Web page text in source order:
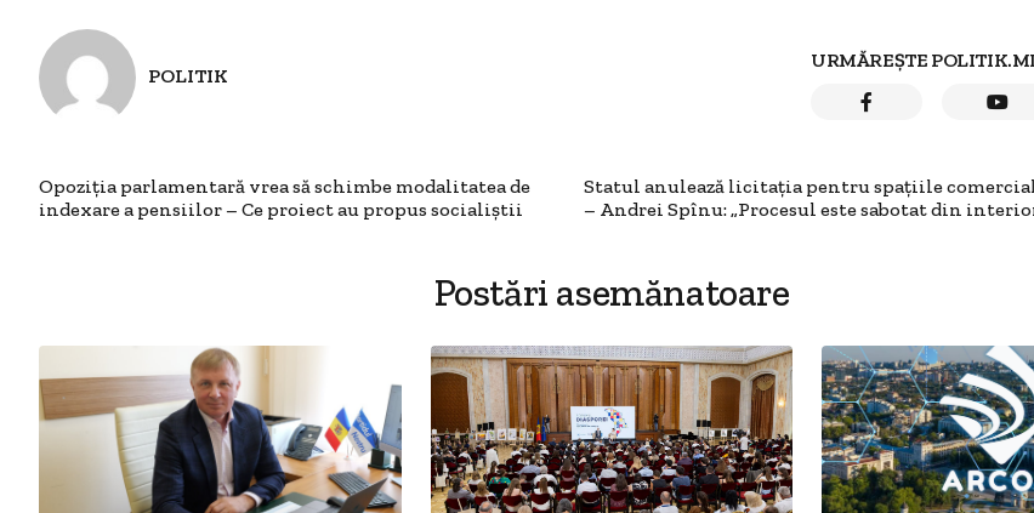
POLITIK
URMĂREȘTE
Opoziția parlamentară vrea să schimbe modalitatea de
indexare a pensiilor – Ce proiect au propus socialiștii
Statul anulează licitația pentru spațiile
– Andrei Spînu: „Procesul este sabotat din
Postări asemănatoare